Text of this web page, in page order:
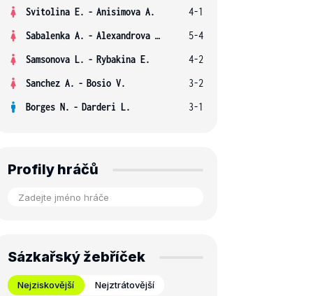
Svitolina E. - Anisimova A.
4-1
Sabalenka A. - Alexandrova E.
5-4
Samsonova L. - Rybakina E.
4-2
Sanchez A. - Bosio V.
3-2
Borges N. - Darderi L. 3-1
Profily hráčů
Sázkařský žebříček
Nejziskovější Nejztrátovější